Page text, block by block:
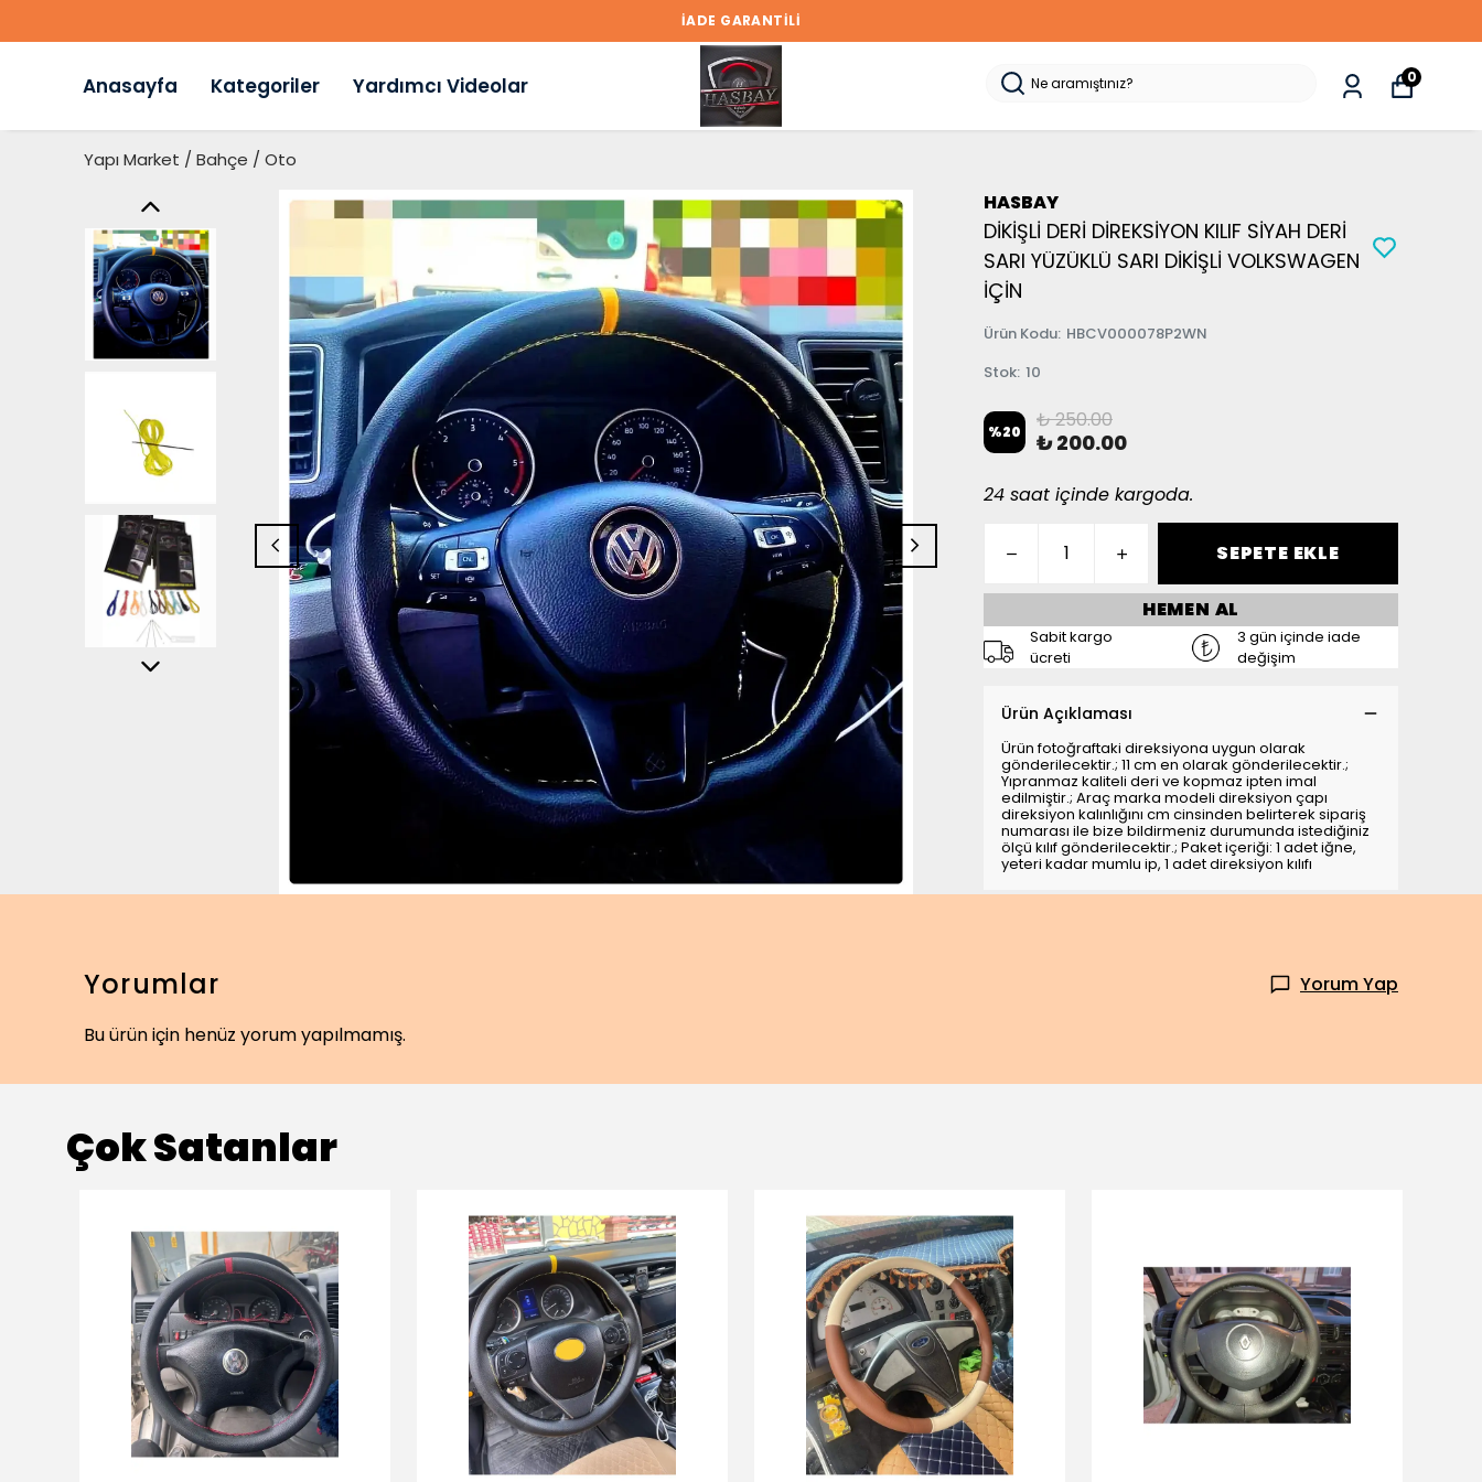
İADE GARANTİLİ
Anasayfa Kategoriler Yardımcı Videolar 0
Yapı Market / Bahçe / Oto
HASBAY
DİKİŞLİ DERİ DİREKSİYON KILIF SİYAH DERİ
SARI YÜZÜKLÜ SARI DİKİŞLİ VOLKSWAGEN
İÇİN
Ürün Kodu: HBCV000078P2WN
Stok: 10
%20 ₺ 250.00
₺ 200.00
24 saat içinde kargoda.
SEPETE EKLE
HEMEN AL
Sabit kargo
ücreti
3 gün içinde iade
değişim
Ürün Açıklaması
Ürün fotoğraftaki direksiyona uygun olarak
gönderilecektir.; 11 cm en olarak gönderilecektir.;
Yıpranmaz kaliteli deri ve kopmaz ipten imal
edilmiştir.; Araç marka modeli direksiyon çapı
direksiyon kalınlığını cm cinsinden belirterek sipariş
numarası ile bize bildirmeniz durumunda istediğiniz
ölçü kılıf gönderilecektir.; Paket içeriği: 1 adet iğne,
yeteri kadar mumlu ip, 1 adet direksiyon kılıfı
Yorumlar
Yorum Yap
Bu ürün için henüz yorum yapılmamış.
Çok Satanlar